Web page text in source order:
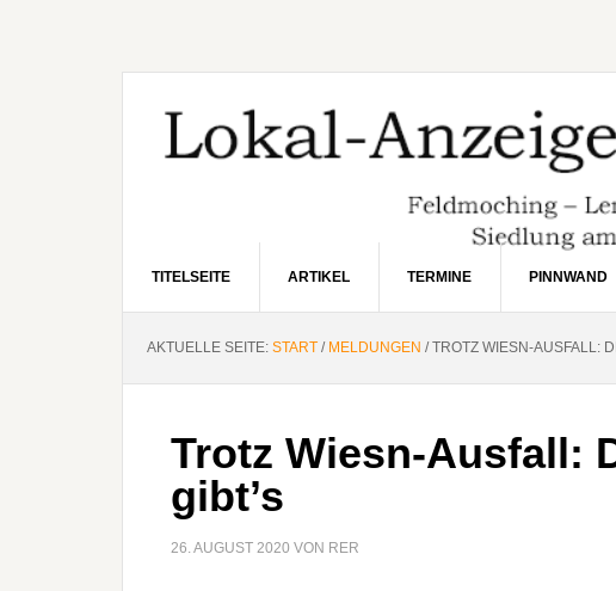
TITELSEITE ARTIKEL TERMINE PINNWAND
AKTUELLE SEITE: START / MELDUNGEN /TROTZ WIESN-AUSFALL:
Trotz Wiesn-Ausfall:
gibt’s
26. AUGUST 2020 VON RER